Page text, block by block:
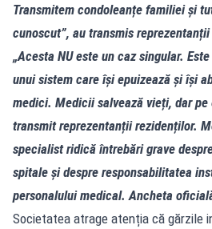
Transmitem condoleanțe familiei și
cunoscut”, au transmis
„Acesta NU este un caz singular.
unui sistem care își epuizează și își
medici. Medicii salvează vieți, dar pe
transmit reprezentanții rezidenților.
specialist ridică întrebări grave
spitale și despre responsabilitatea
personalului medical. Ancheta
Societatea atrage atenția că gărzile